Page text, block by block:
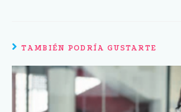
TAMBIÉN PODRÍA GUSTARTE